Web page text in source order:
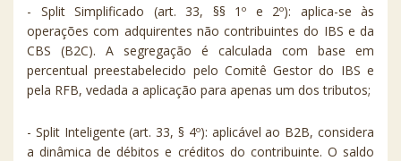
- Split Simplificado (art. 33, §§ 1º e 2º): aplica-se às
operações com adquirentes não contribuintes do IBS e da
CBS (B2C). A segregação é calculada com base em
percentual preestabelecido pelo Comitê Gestor do IBS e
pela RFB, vedada a aplicação para apenas um dos tributos;
- Split Inteligente (art. 33, § 4º): aplicável ao B2B, considera
a dinâmica de débitos e créditos do contribuinte. O saldo